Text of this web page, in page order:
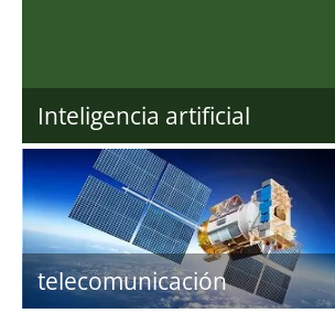
Inteligencia artificial
telecomunicación